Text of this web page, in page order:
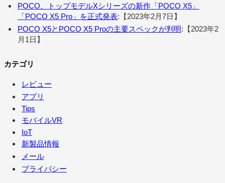
POCO、トップモデルXシリーズの新作「POCO X5」
「POCO X5 Pro」を正式発表:【2023年2月7日】
POCO X5とPOCO X5 Proの主要スペックが判明:【2023年2
月1日】
カテゴリ
レビュー
アプリ
Tips
モバイルVR
IoT
新製品情報
メール
プライバシー